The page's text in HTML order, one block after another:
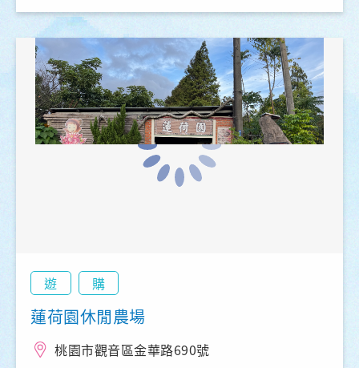
遊 購
蓮荷園休閒農場
桃園市觀音區金華路690號